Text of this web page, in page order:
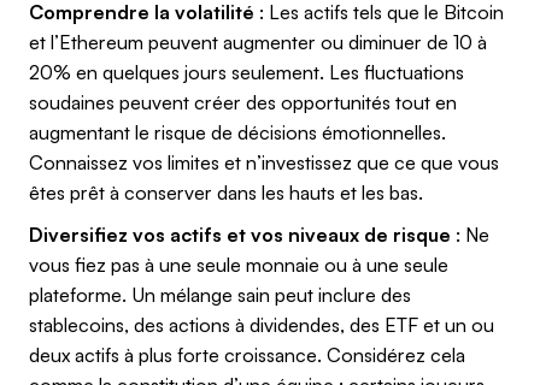
Comprendre la volatilité : Les actifs tels que le Bitcoin
et l’Ethereum peuvent augmenter ou diminuer de 10 à
20% en quelques jours seulement. Les fluctuations
soudaines peuvent créer des opportunités tout en
augmentant le risque de décisions émotionnelles.
Connaissez vos limites et n’investissez que ce que vous
êtes prêt à conserver dans les hauts et les bas.
Diversifiez vos actifs et vos niveaux de risque : Ne
vous fiez pas à une seule monnaie ou à une seule
plateforme. Un mélange sain peut inclure des
stablecoins, des actions à dividendes, des ETF et un ou
deux actifs à plus forte croissance. Considérez cela